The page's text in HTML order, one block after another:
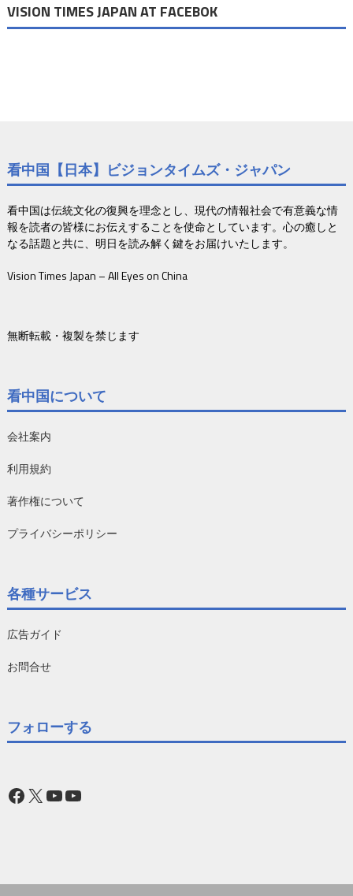
VISION TIMES JAPAN AT FACEBOK
看中国【日本】ビジョンタイムズ・ジャパン
看中国は伝統文化の復興を理念とし、現代の情報社会で有意義な情
報を読者の皆様にお伝えすることを使命としています。心の癒しと
なる話題と共に、明日を読み解く鍵をお届けいたします。
Vision Times Japan – All Eyes on China
無断転載・複製を禁じます
看中国について
会社案内
利用規約
著作権について
プライバシーポリシー
各種サービス
広告ガイド
お問合せ
フォローする
Facebook
X YouTube
YouTube